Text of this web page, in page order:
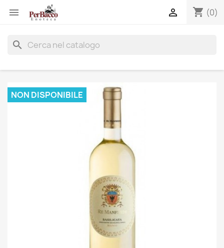
 shopping_cart (0)

search
NON DISPONIBILE